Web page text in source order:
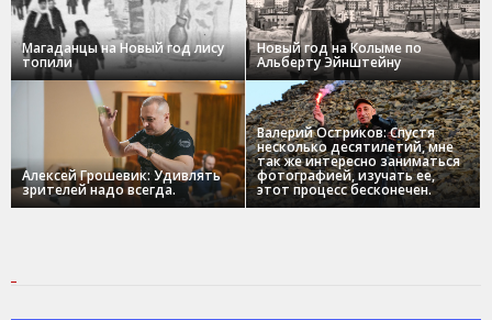
Магаданцы на Новый год лису
топили
Новый год на Колыме по
Альберту Эйнштейну
Алексей Грошевик: Удивлять
зрителей надо всегда.
Валерий Остриков: Спустя
несколько десятилетий, мне
так же интересно заниматься
фотографией, изучать ее,
этот процесс бесконечен.